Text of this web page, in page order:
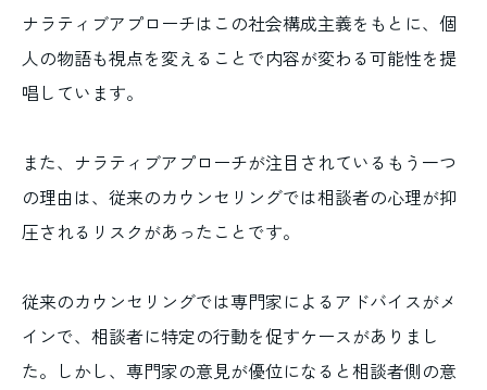
ナラティブアプローチはこの社会構成主義をもとに、個
人の物語も視点を変えることで内容が変わる可能性を提
唱しています。
また、ナラティブアプローチが注目されているもう一つ
の理由は、従来のカウンセリングでは相談者の心理が抑
圧されるリスクがあったことです。
従来のカウンセリングでは専門家によるアドバイスがメ
インで、相談者に特定の行動を促すケースがありまし
た。しかし、専門家の意見が優位になると相談者側の意